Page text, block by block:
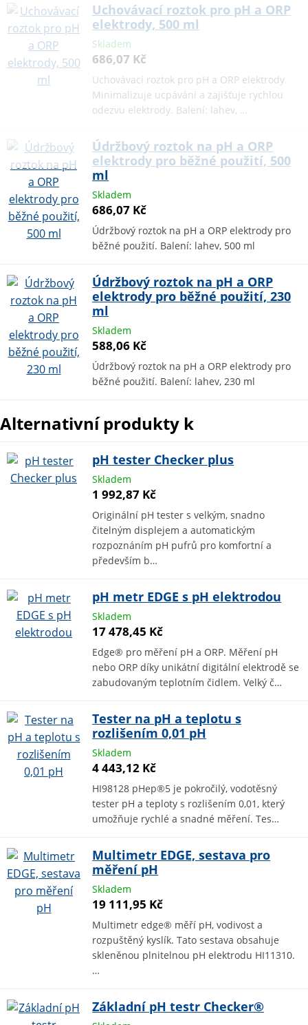
Uchovávací roztok pro pH a ORP
elektrody, 500 ml
Skladem
686,07 Kč
Uchovávací roztok pro pH a ORP elektrody.
Minimalizuje ucpávání a zajišťuje rychlou
odezvu elektrody. Balení: lahev, …
Údržbový roztok na pH a ORP
elektrody pro běžné použití, 500
ml
Skladem
686,07 Kč
Údržbový roztok na pH a ORP elektrody pro
běžné použití. Balení: lahev, 500 ml
Údržbový roztok na pH a ORP
elektrody pro běžné použití, 230
ml
Skladem
588,06 Kč
Údržbový roztok na pH a ORP elektrody pro
běžné použití. Balení: lahev, 230 ml
Alternativní produkty k
pH tester Checker plus
Skladem
1 992,87 Kč
Originální pH tester s velkým, snadno
čitelným displejem a automatickým
rozpoznáním pH pufrů pro komfortní a
především b…
pH metr EDGE s pH elektrodou
Skladem
17 478,45 Kč
Edge® pro měření pH a ORP. Měření pH
nebo ORP díky unikátní digitální elektrodě se
zabudovaným teplotním čidlem. Velký č…
Tester na pH a teplotu s
rozlišením 0,01 pH
Skladem
4 443,12 Kč
HI98128 pHep®5 je pokročilý, vodotěsný
tester pH a teploty s rozlišením 0,01, který
umožňuje rychlé a snadné měření. Tes…
Multimetr EDGE, sestava pro
měření pH
Skladem
19 111,95 Kč
Multimetr edge® měří pH, vodivost a
rozpuštěný kyslík. Tato sestava obsahuje
skleněnou plnitelnou pH elektrodu HI11310.
…
Základní pH testr Checker®